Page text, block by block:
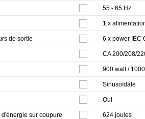
55 - 65 Hz
1 x
de sortie 6 x power IEC
CA 200/208/
900 watt /
Sinusoïdale
Oui
sur coupure 624 joules